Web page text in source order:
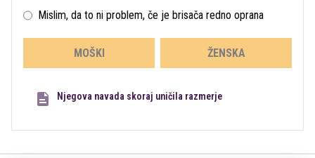
Mislim, da to ni problem, če je brisača redno oprana
MOŠKI ŽENSKA
Njegova navada skoraj uničila razmerje